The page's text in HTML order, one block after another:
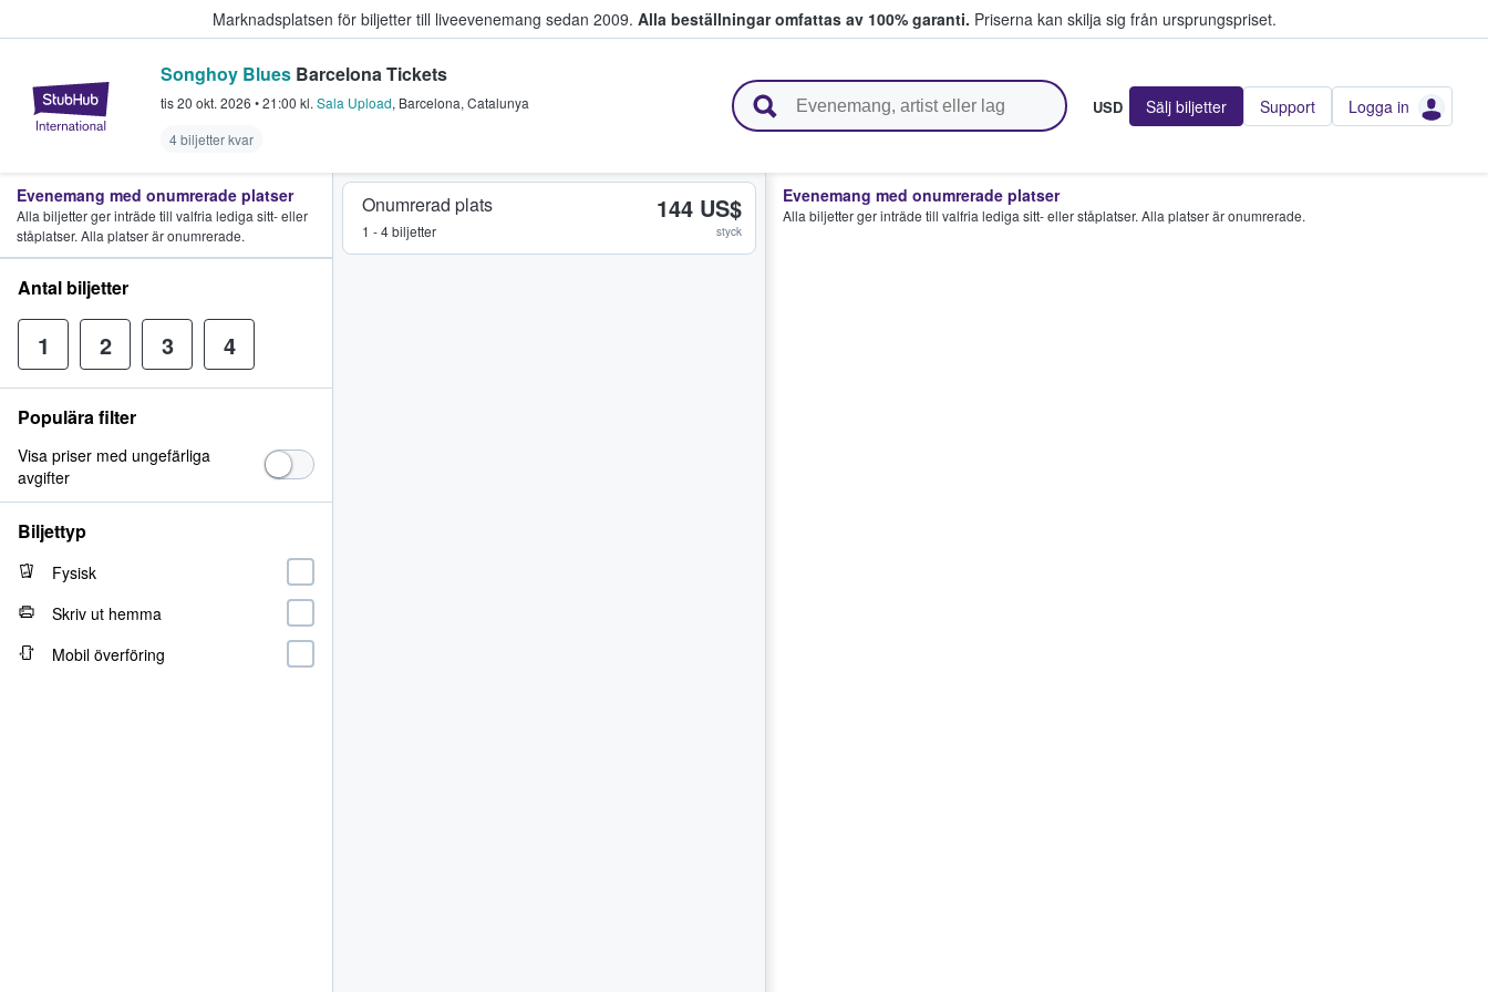
Marknadsplatsen för biljetter till liveevenemang sedan 2009. Alla beställningar omfattas av 100% garanti. Priserna kan skilja sig från ursprungspriset.
StubHub – där fans köper och säljer biljetter.
Songhoy Blues Barcelona Tickets
tis 20 okt. 2026 •21:00 kl. Sala Upload, Barcelona, Catalunya
4 biljetter kvar
USD Sälj biljetter Support Logga in
Onumrerad plats
1 - 4 biljetter
144 US$
styck
Evenemang med onumrerade platser
Alla biljetter ger inträde till valfria lediga sitt- eller ståplatser. Alla platser är onumrerade.
Evenemang med onumrerade platser
Alla biljetter ger inträde till valfria lediga sitt- eller
ståplatser. Alla platser är onumrerade.
Antal biljetter
1 2 3 4
Populära filter
Visa priser med ungefärliga
avgifter
Biljettyp
Fysisk
Skriv ut hemma
Mobil överföring